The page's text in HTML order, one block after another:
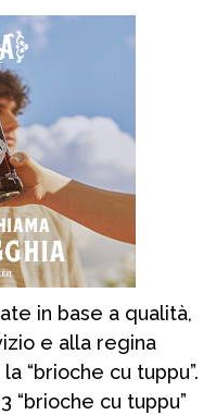
in base a qualità,
e alla regina
“brioche cu tuppu”.
“brioche cu tuppu”